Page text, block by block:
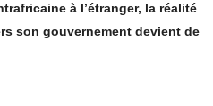
à l’étranger, la réalité
son gouvernement devient de